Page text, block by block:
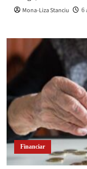
Mona-Liza Stanciu 6
Financiar